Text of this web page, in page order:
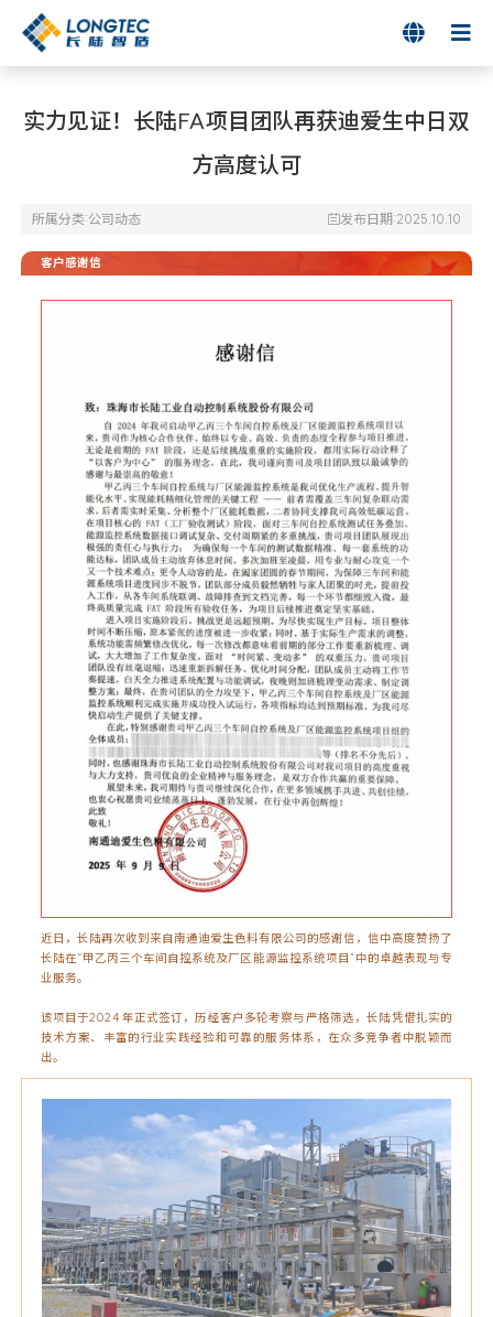

实力见证！长陆FA项目团队再获迪爱生中日双
方高度认可
所属分类:公司动态 发布日期:2025.10.10
客户感谢信
近日，长陆再次收到来自南通迪爱生色料有限公司的感谢信，信中高度赞扬了
长陆在“甲乙丙三个车间自控系统及厂区能源监控系统项目”中的卓越表现与专
业服务。
该项目于2024年正式签订，历经客户多轮考察与严格筛选，长陆凭借扎实的
技术方案、丰富的行业实践经验和可靠的服务体系，在众多竞争者中脱颖而
出。
项目介绍